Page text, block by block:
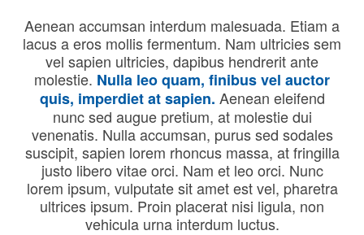
Aenean accumsan interdum malesuada. Etiam a
lacus a eros mollis fermentum. Nam ultricies sem
vel sapien ultricies, dapibus hendrerit ante
molestie. Nulla leo quam, finibus vel auctor
quis, imperdiet at sapien. Aenean eleifend
nunc sed augue pretium, at molestie dui
venenatis. Nulla accumsan, purus sed sodales
suscipit, sapien lorem rhoncus massa, at fringilla
justo libero vitae orci. Nam et leo orci. Nunc
lorem ipsum, vulputate sit amet est vel, pharetra
ultrices ipsum. Proin placerat nisi ligula, non
vehicula urna interdum luctus.